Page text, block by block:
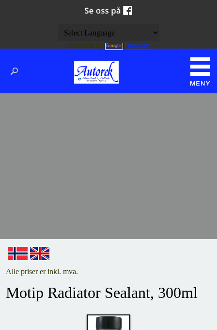
Alle priser er inkl. mva.
Motip Radiator Sealant, 300ml
Powered by Translate